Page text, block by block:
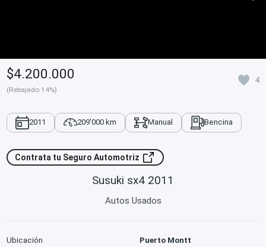
$4.200.000
(Rebajado 14%)
4
2011 209'000 km Manual Bencina
Contrata tu Seguro Automotriz
Susuki sx4 2011
Autos Usados
Ubicación
Puerto Montt